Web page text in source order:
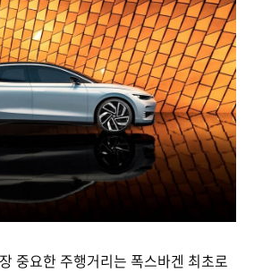
중요한 주행거리는 폭스바겐 최초로